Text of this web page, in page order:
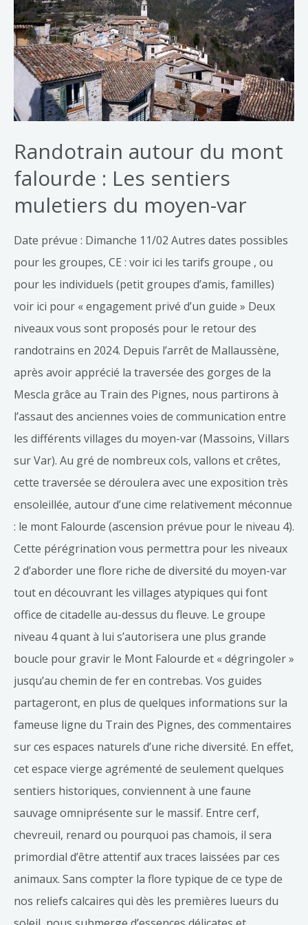
Randotrain autour du mont
falourde : Les sentiers
muletiers du moyen-var
Date prévue : Dimanche 11/02 Autres dates possibles
pour les groupes, CE : voir ici les tarifs groupe , ou
pour les individuels (petit groupes d’amis, familles)
voir ici pour « engagement privé d’un guide » Deux
niveaux vous sont proposés pour le retour des
randotrains en 2024. Depuis l’arrêt de Mallaussène,
après avoir apprécié la traversée des gorges de la
Mescla grâce au Train des Pignes, nous partirons à
l’assaut des anciennes voies de communication entre
les différents villages du moyen-var (Massoins, Villars
sur Var). Au gré de nombreux cols, vallons et crêtes,
cette traversée se déroulera avec une exposition très
ensoleillée, autour d’une cime relativement méconnue
: le mont Falourde (ascension prévue pour le niveau 4).
Cette pérégrination vous permettra pour les niveaux
2 d’aborder une flore riche de diversité du moyen-var
tout en découvrant les villages atypiques qui font
office de citadelle au-dessus du fleuve. Le groupe
niveau 4 quant à lui s’autorisera une plus grande
boucle pour gravir le Mont Falourde et « dégringoler »
jusqu’au chemin de fer en contrebas. Vos guides
partageront, en plus de quelques informations sur la
fameuse ligne du Train des Pignes, des commentaires
sur ces espaces naturels d’une riche diversité. En effet,
cet espace vierge agrémenté de seulement quelques
sentiers historiques, conviennent à une faune
sauvage omniprésente sur le massif. Entre cerf,
chevreuil, renard ou pourquoi pas chamois, il sera
primordial d’être attentif aux traces laissées par ces
animaux. Sans compter la flore typique de ce type de
nos reliefs calcaires qui dès les premières lueurs du